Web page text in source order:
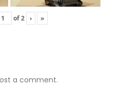
of2 › »
a comment.